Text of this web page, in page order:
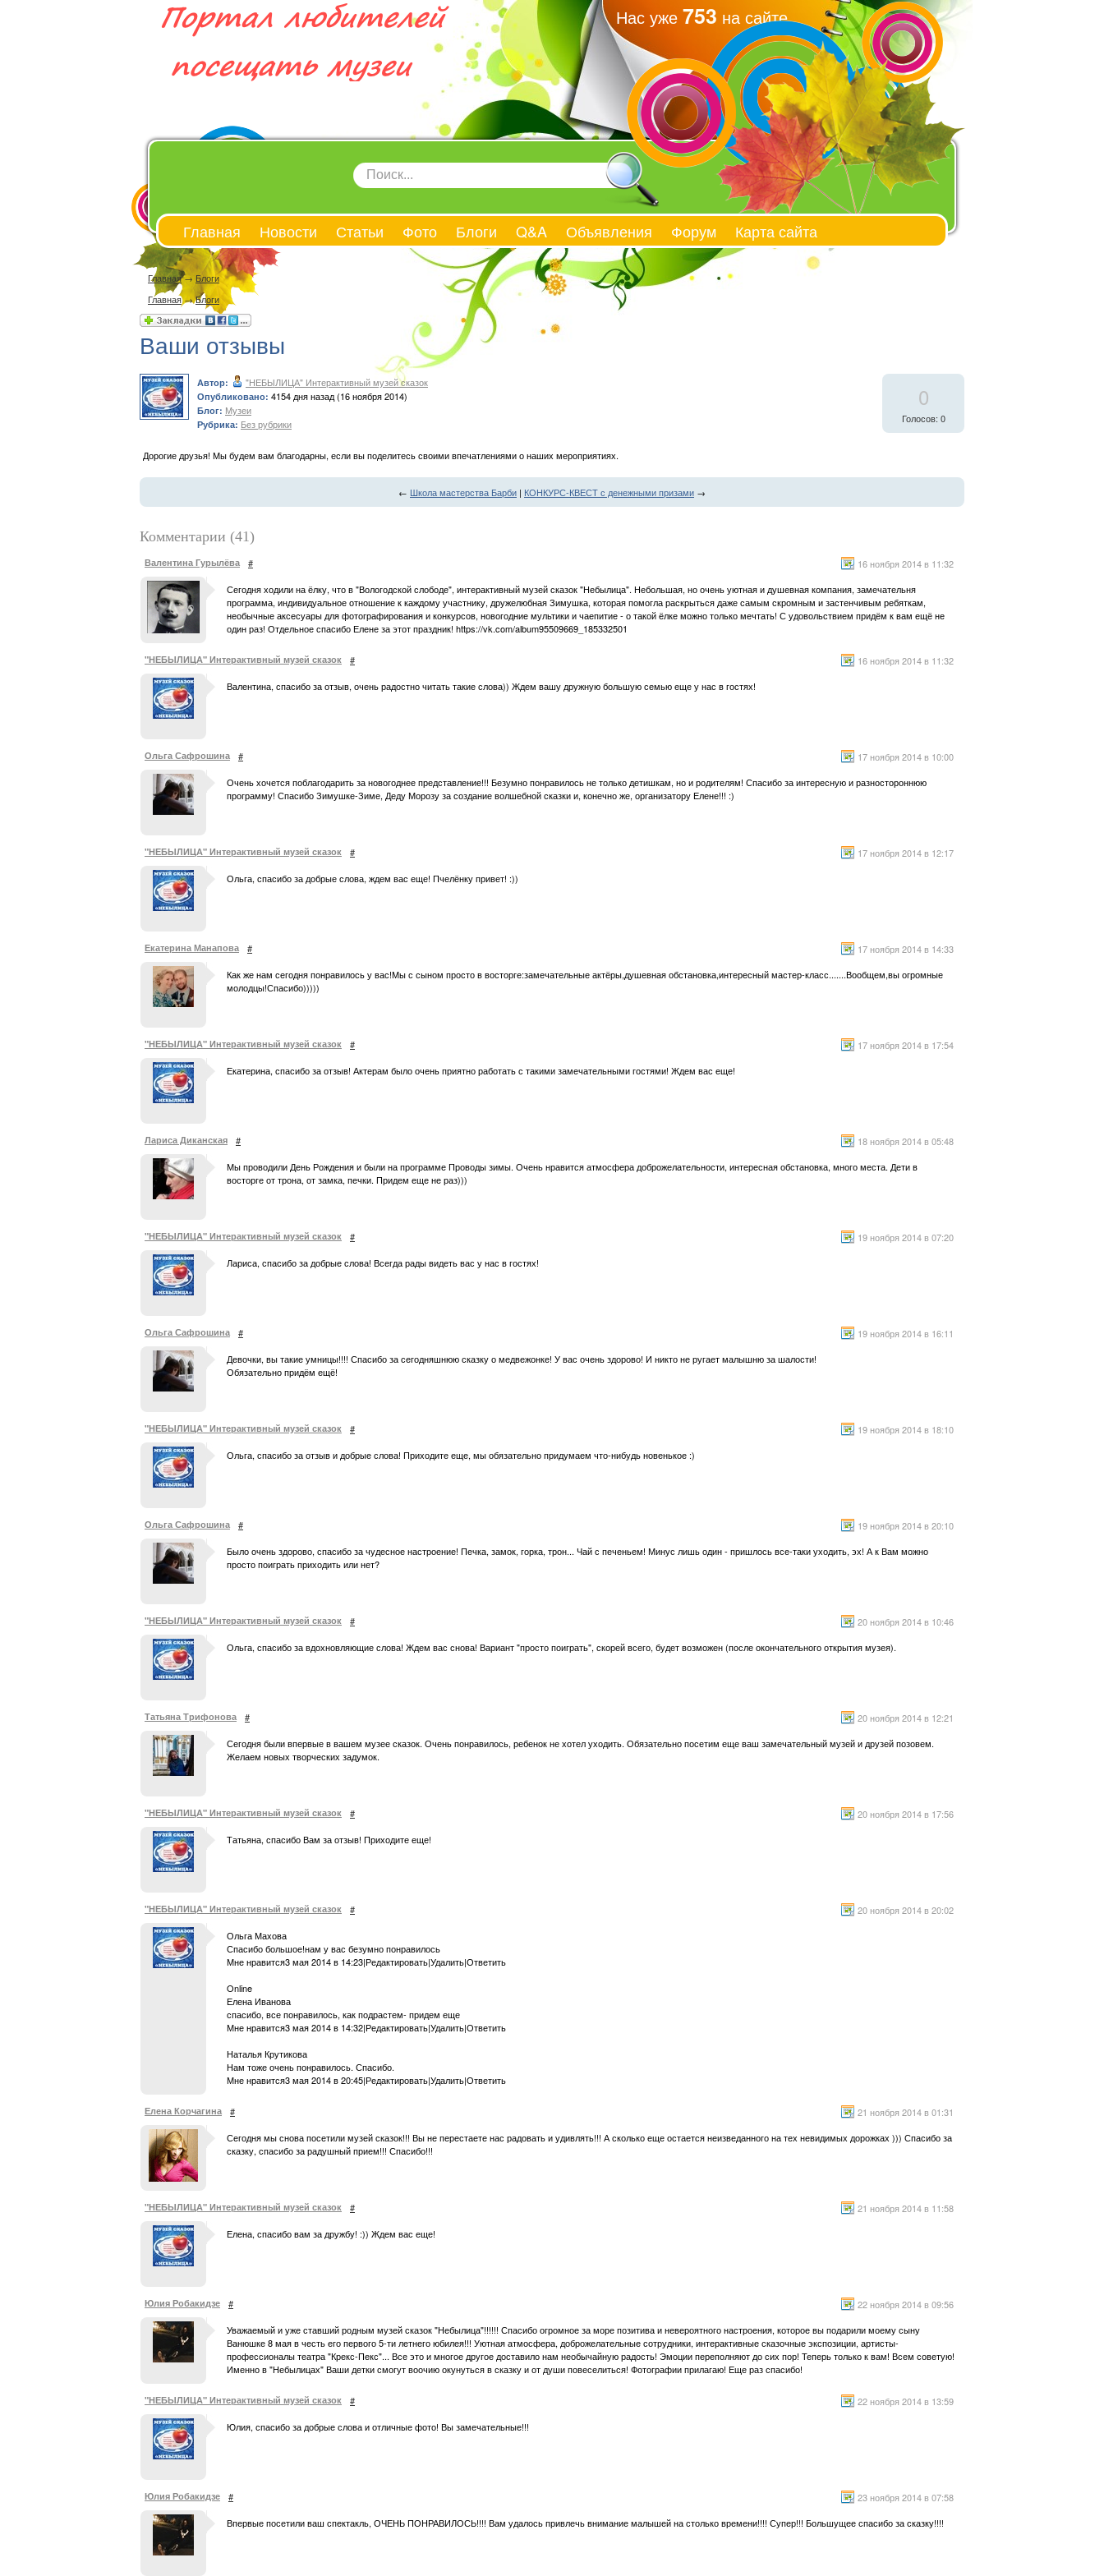
Нас уже 753 на сайте
Главная Новости Статьи Фото Блоги Q&A Объявления Форум Карта сайта
Главная→ Блоги
Главная→Блоги
Ваши отзывы
Автор: "НЕБЫЛИЦА" Интерактивный музей сказок
Опубликовано: 4154 дня назад (16 ноября 2014)
Блог: Музеи
Рубрика: Без рубрики
0
Голосов: 0
Дорогие друзья! Мы будем вам благодарны, если вы поделитесь своими впечатлениями о наших мероприятиях.
← Школа мастерства Барби | КОНКУРС-КВЕСТ с денежными призами →
Комментарии (41)
Валентина Гурылёва #
16 ноября 2014 в 11:32
Сегодня ходили на ёлку, что в "Вологодской слободе", интерактивный музей сказок "Небылица". Небольшая, но очень уютная и душевная компания, замечательня
программа, индивидуальное отношение к каждому участнику, дружелюбная Зимушка, которая помогла раскрыться даже самым скромным и застенчивым ребяткам,
необычные аксесуары для фотографирования и конкурсов, новогодние мультики и чаепитие - о такой ёлке можно только мечтать! С удовольствием придём к вам ещё не
один раз! Отдельное спасибо Елене за этот праздник! https://vk.com/album95509669_185332501
"НЕБЫЛИЦА" Интерактивный музей сказок #
16 ноября 2014 в 11:32
Валентина, спасибо за отзыв, очень радостно читать такие слова)) Ждем вашу дружную большую семью еще у нас в гостях!
Ольга Сафрошина #
17 ноября 2014 в 10:00
Очень хочется поблагодарить за новогоднее представление!!! Безумно понравилось не только детишкам, но и родителям! Спасибо за интересную и разностороннюю
программу! Спасибо Зимушке-Зиме, Деду Морозу за создание волшебной сказки и, конечно же, организатору Елене!!! :)
"НЕБЫЛИЦА" Интерактивный музей сказок #
17 ноября 2014 в 12:17
Ольга, спасибо за добрые слова, ждем вас еще! Пчелёнку привет! :))
Екатерина Манапова #
17 ноября 2014 в 14:33
Как же нам сегодня понравилось у вас!Мы с сыном просто в восторге:замечательные актёры,душевная обстановка,интересный мастер-класс.......Вообщем,вы огромные
молодцы!Спасибо)))))
"НЕБЫЛИЦА" Интерактивный музей сказок #
17 ноября 2014 в 17:54
Екатерина, спасибо за отзыв! Актерам было очень приятно работать с такими замечательными гостями! Ждем вас еще!
Лариса Диканская #
18 ноября 2014 в 05:48
Мы проводили День Рождения и были на программе Проводы зимы. Очень нравится атмосфера доброжелательности, интересная обстановка, много места. Дети в
восторге от трона, от замка, печки. Придем еще не раз)))
"НЕБЫЛИЦА" Интерактивный музей сказок #
19 ноября 2014 в 07:20
Лариса, спасибо за добрые слова! Всегда рады видеть вас у нас в гостях!
Ольга Сафрошина #
19 ноября 2014 в 16:11
Девочки, вы такие умницы!!!! Спасибо за сегодняшнюю сказку о медвежонке! У вас очень здорово! И никто не ругает малышню за шалости!
Обязательно придём ещё!
"НЕБЫЛИЦА" Интерактивный музей сказок #
19 ноября 2014 в 18:10
Ольга, спасибо за отзыв и добрые слова! Приходите еще, мы обязательно придумаем что-нибудь новенькое :)
Ольга Сафрошина #
19 ноября 2014 в 20:10
Было очень здорово, спасибо за чудесное настроение! Печка, замок, горка, трон... Чай с печеньем! Минус лишь один - пришлось все-таки уходить, эх! А к Вам можно
просто поиграть приходить или нет?
"НЕБЫЛИЦА" Интерактивный музей сказок #
20 ноября 2014 в 10:46
Ольга, спасибо за вдохновляющие слова! Ждем вас снова! Вариант "просто поиграть", скорей всего, будет возможен (после окончательного открытия музея).
Татьяна Трифонова #
20 ноября 2014 в 12:21
Сегодня были впервые в вашем музее сказок. Очень понравилось, ребенок не хотел уходить. Обязательно посетим еще ваш замечательный музей и друзей позовем.
Желаем новых творческих задумок.
"НЕБЫЛИЦА" Интерактивный музей сказок #
20 ноября 2014 в 17:56
Татьяна, спасибо Вам за отзыв! Приходите еще!
"НЕБЫЛИЦА" Интерактивный музей сказок #
20 ноября 2014 в 20:02
Ольга Махова
Спасибо большое!нам у вас безумно понравилось
Мне нравится3 мая 2014 в 14:23|Редактировать|Удалить|Ответить
Online
Елена Иванова
спасибо, все понравилось, как подрастем- придем еще
Мне нравится3 мая 2014 в 14:32|Редактировать|Удалить|Ответить
Наталья Крутикова
Нам тоже очень понравилось. Спасибо.
Мне нравится3 мая 2014 в 20:45|Редактировать|Удалить|Ответить
Елена Корчагина #
21 ноября 2014 в 01:31
Сегодня мы снова посетили музей сказок!!! Вы не перестаете нас радовать и удивлять!!! А сколько еще остается неизведанного на тех невидимых дорожках ))) Спасибо за
сказку, спасибо за радушный прием!!! Спасибо!!!
"НЕБЫЛИЦА" Интерактивный музей сказок #
21 ноября 2014 в 11:58
Елена, спасибо вам за дружбу! :)) Ждем вас еще!
Юлия Робакидзе #
22 ноября 2014 в 09:56
Уважаемый и уже ставший родным музей сказок "Небылица"!!!!!! Спасибо огромное за море позитива и невероятного настроения, которое вы подарили моему сыну
Ванюшке 8 мая в честь его первого 5-ти летнего юбилея!!! Уютная атмосфера, доброжелательные сотрудники, интерактивные сказочные экспозиции, артисты-
профессионалы театра "Крекс-Пекс"... Все это и многое другое доставило нам необычайную радость! Эмоции переполняют до сих пор! Теперь только к вам! Всем советую!
Именно в "Небылицах" Ваши детки смогут воочию окунуться в сказку и от души повеселиться! Фотографии прилагаю! Еще раз спасибо!
"НЕБЫЛИЦА" Интерактивный музей сказок #
22 ноября 2014 в 13:59
Юлия, спасибо за добрые слова и отличные фото! Вы замечательные!!!
Юлия Робакидзе #
23 ноября 2014 в 07:58
Впервые посетили ваш спектакль, ОЧЕНЬ ПОНРАВИЛОСЬ!!!! Вам удалось привлечь внимание малышей на столько времени!!!! Супер!!! Большущее спасибо за сказку!!!!